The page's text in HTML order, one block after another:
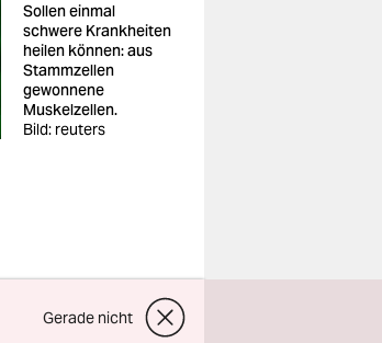
Sollen einmal
schwere Krankheiten
heilen können: aus
Stammzellen
gewonnene
Muskelzellen.
Bild: reuters
Gerade nicht